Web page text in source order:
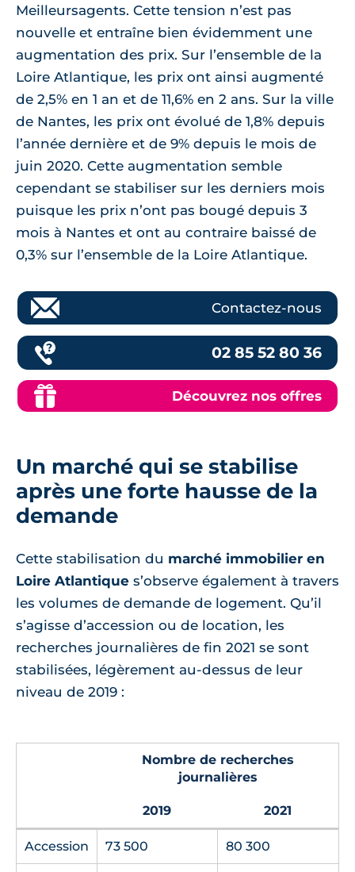
Meilleursagents. Cette tension n’est pas
nouvelle et entraîne bien évidemment une
augmentation des prix. Sur l’ensemble de la
Loire Atlantique, les prix ont ainsi augmenté
de 2,5% en 1 an et de 11,6% en 2 ans. Sur la ville
de Nantes, les prix ont évolué de 1,8% depuis
l’année dernière et de 9% depuis le mois de
juin 2020. Cette augmentation semble
cependant se stabiliser sur les derniers mois
puisque les prix n’ont pas bougé depuis 3
mois à Nantes et ont au contraire baissé de
0,3% sur l’ensemble de la Loire Atlantique.
Contactez-nous
02 85 52 80 36
Découvrez nos offres
Un marché qui se stabilise
après une forte hausse de la
demande
Cette stabilisation du marché immobilier en
Loire Atlantique s’observe également à travers
les volumes de demande de logement. Qu’il
s’agisse d’accession ou de location, les
recherches journalières de fin 2021 se sont
stabilisées, légèrement au-dessus de leur
niveau de 2019 :
Nombre de recherches
journalières
2019 2021
Accession 73 500 80 300